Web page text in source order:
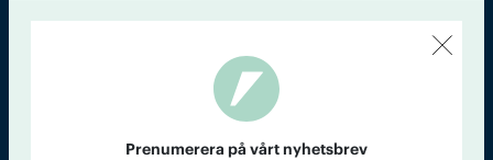
Chefredaktör och ansvarig utgivare: Barbro Janson Lundkvist,
Om Tidningen Tidningsarkiv In English
Prenumerera på vårt nyhetsbrev